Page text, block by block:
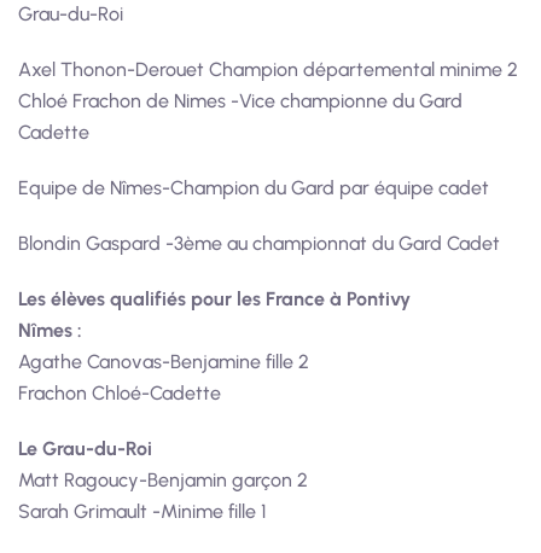
Grau-du-Roi
Axel Thonon-Derouet Champion départemental minime 2
Chloé Frachon de Nimes -Vice championne du Gard
Cadette
Equipe de Nîmes-Champion du Gard par équipe cadet
Blondin Gaspard -3ème au championnat du Gard Cadet
Les élèves qualifiés pour les France à Pontivy
Nîmes :
Agathe Canovas-Benjamine fille 2
Frachon Chloé-Cadette
Le Grau-du-Roi
Matt Ragoucy-Benjamin garçon 2
Sarah Grimault -Minime fille 1